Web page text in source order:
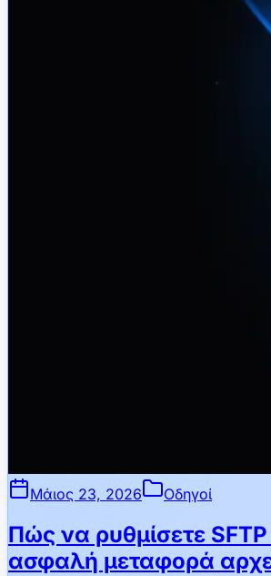
Μάιος 23, 2026 Οδηγοί
Πώς να ρυθμίσετε SFTP
ασφαλή μεταφορά